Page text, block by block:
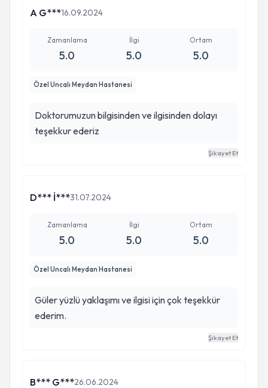
A G***16.09.2024
Zamanlama
5.0
İlgi
5.0
Ortam
5.0
Özel Uncalı Meydan Hastanesi
Doktorumuzun bilgisinden ve ilgisinden dolayı
teşekkur ederiz
Şikayet Et
D*** İ***31.07.2024
Zamanlama
5.0
İlgi
5.0
Ortam
5.0
Özel Uncalı Meydan Hastanesi
Güler yüzlü yaklaşımı ve ilgisi için çok teşekkür
ederim.
Şikayet Et
B*** G***26.06.2024